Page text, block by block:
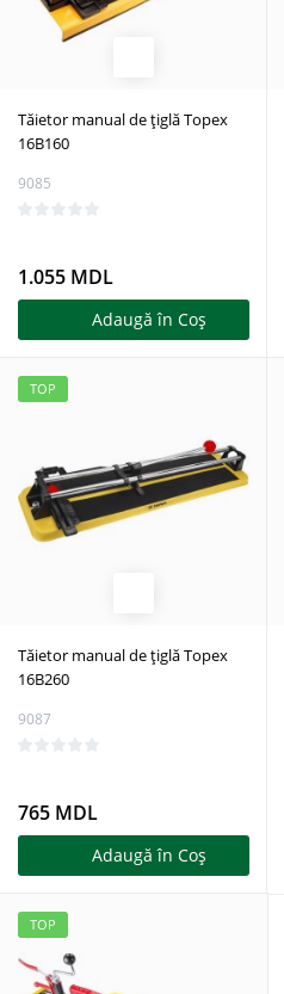
Tăietor manual de țiglă Topex
16B160
9085
1.055 MDL
Adaugă în Coş
TOP
Tăietor manual de țiglă Topex
16B260
9087
765 MDL
Adaugă în Coş
TOP